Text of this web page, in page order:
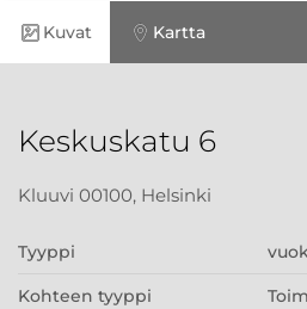
Kuvat Kartta
Keskuskatu 6
Kluuvi 00100, Helsinki
Tyyppi
Kohteen tyyppi